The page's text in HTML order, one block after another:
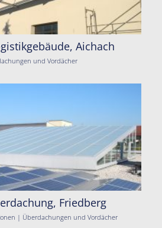
Aichach
und Vordächer
Friedberg
| Überdachungen und Vordächer